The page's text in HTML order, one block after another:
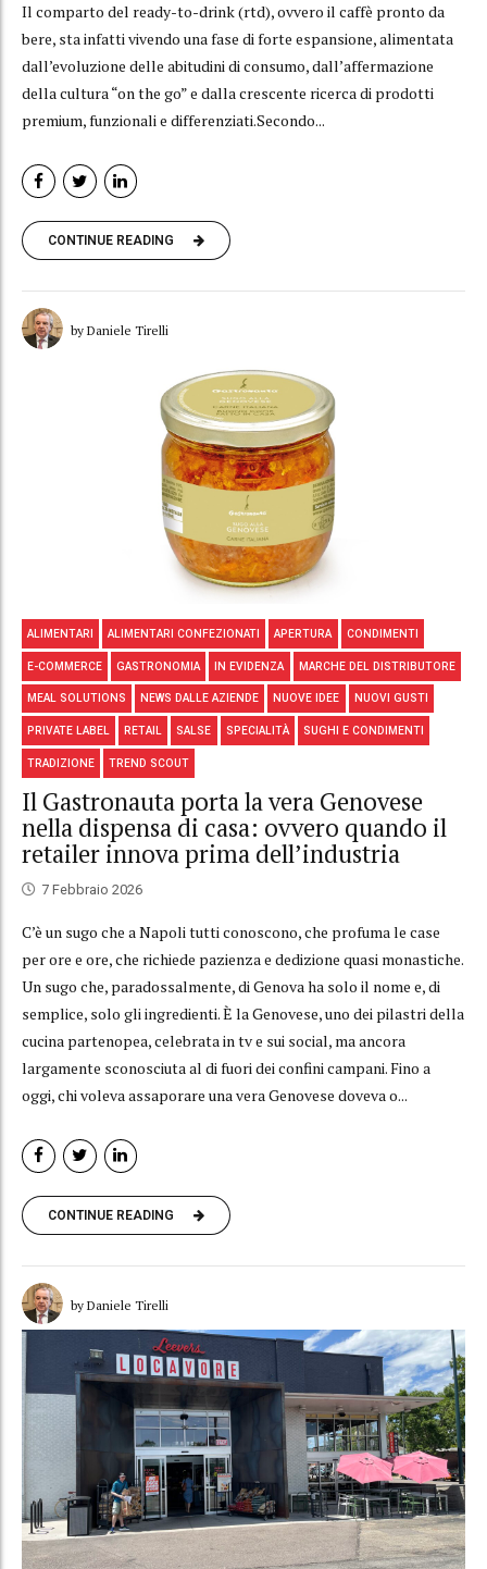
Il comparto del ready-to-drink (rtd), ovvero il caffè pronto da
bere, sta infatti vivendo una fase di forte espansione, alimentata
dall’evoluzione delle abitudini di consumo, dall’affermazione
della cultura “on the go” e dalla crescente ricerca di prodotti
premium, funzionali e differenziati.Secondo...
CONTINUE READING
by Daniele Tirelli
ALIMENTARI ALIMENTARI CONFEZIONATI APERTURA CONDIMENTI
E-COMMERCE GASTRONOMIA IN EVIDENZA MARCHE DEL DISTRIBUTORE
MEAL SOLUTIONS NEWS DALLE AZIENDE NUOVE IDEE NUOVI GUSTI
PRIVATE LABEL RETAIL SALSE SPECIALITÀ SUGHI E CONDIMENTI
TRADIZIONE TREND SCOUT
Il Gastronauta porta la vera Genovese
nella dispensa di casa: ovvero quando il
retailer innova prima dell’industria
7 Febbraio 2026
C’è un sugo che a Napoli tutti conoscono, che profuma le case
per ore e ore, che richiede pazienza e dedizione quasi monastiche.
Un sugo che, paradossalmente, di Genova ha solo il nome e, di
semplice, solo gli ingredienti. È la Genovese, uno dei pilastri della
cucina partenopea, celebrata in tv e sui social, ma ancora
largamente sconosciuta al di fuori dei confini campani. Fino a
oggi, chi voleva assaporare una vera Genovese doveva o...
CONTINUE READING
by Daniele Tirelli